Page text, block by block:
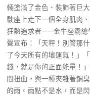
輛塗滿了金色、裝飾著巨
駛座上走下一個全身肌肉
狂熱追求者——金牛座霸總
聲宣布：「天秤！別管那
了今天所有的壞運氣！」
錢，就是你的正面能量！
間扭曲，與一種夾雜著銅
的雨。雨點不是水，而是